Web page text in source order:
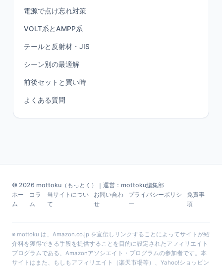
電源で点け忘れ対策
VOLT系とAMPP系
テールと反射材・JIS
シーン別の最適解
前後セットと買い時
よくある質問
© 2026 mottoku（もっとく）｜運営：mottoku編集部
ホー
ム
コラ
ム
当サイトについ
て
お問い合わ
せ
プライバシーポリシ
ー
免責事
項
※ mottoku は、Amazon.co.jp を宣伝しリンクすることによってサイトが紹
介料を獲得できる手段を提供することを目的に設定されたアフィリエイト
プログラムである、Amazonアソシエイト・プログラムの参加者です。本
サイトはまた、もしもアフィリエイト（楽天市場等）、Yahoo!ショッピン